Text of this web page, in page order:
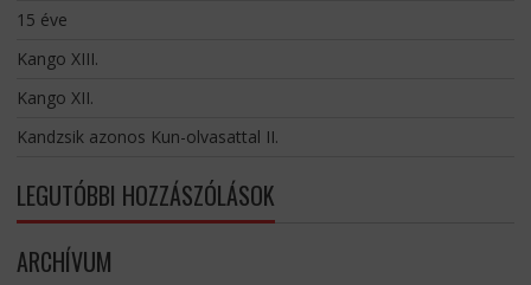
15 éve
Kango XIII.
Kango XII.
Kandzsik azonos Kun-olvasattal II.
LEGUTÓBBI HOZZÁSZÓLÁSOK
ARCHÍVUM